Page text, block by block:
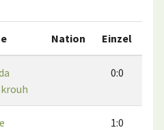
Nation Einzel
0:0
1:0